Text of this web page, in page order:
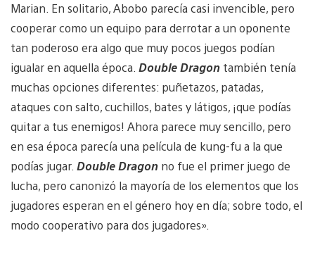
Marian. En solitario, Abobo parecía casi invencible, pero
cooperar como un equipo para derrotar a un oponente
tan poderoso era algo que muy pocos juegos podían
igualar en aquella época. Double Dragon también tenía
muchas opciones diferentes: puñetazos, patadas,
ataques con salto, cuchillos, bates y látigos, ¡que podías
quitar a tus enemigos! Ahora parece muy sencillo, pero
en esa época parecía una película de kung-fu a la que
podías jugar. Double Dragon no fue el primer juego de
lucha, pero canonizó la mayoría de los elementos que los
jugadores esperan en el género hoy en día; sobre todo, el
modo cooperativo para dos jugadores».